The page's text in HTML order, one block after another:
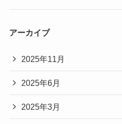
アーカイブ
2025年11月
2025年6月
2025年3月